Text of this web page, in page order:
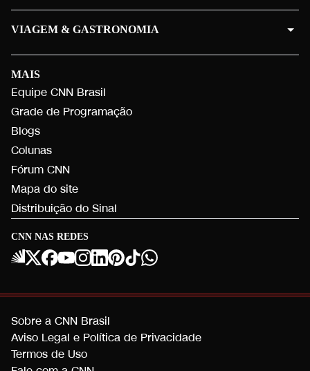
CNN NAS REDES
MAIS
Equipe CNN Brasil
Grade de Programação
Blogs
Colunas
Fórum CNN
Mapa do site
Distribuição do Sinal
VIAGEM & GASTRONOMIA
Sobre a CNN Brasil
Aviso Legal e Política de Privacidade
Termos de Uso